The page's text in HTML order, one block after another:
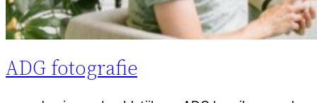
ADG fotografie